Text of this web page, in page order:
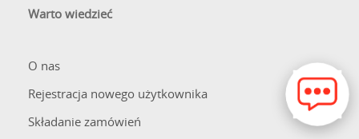
Warto wiedzieć
O nas
Rejestracja nowego użytkownika
Składanie zamówień